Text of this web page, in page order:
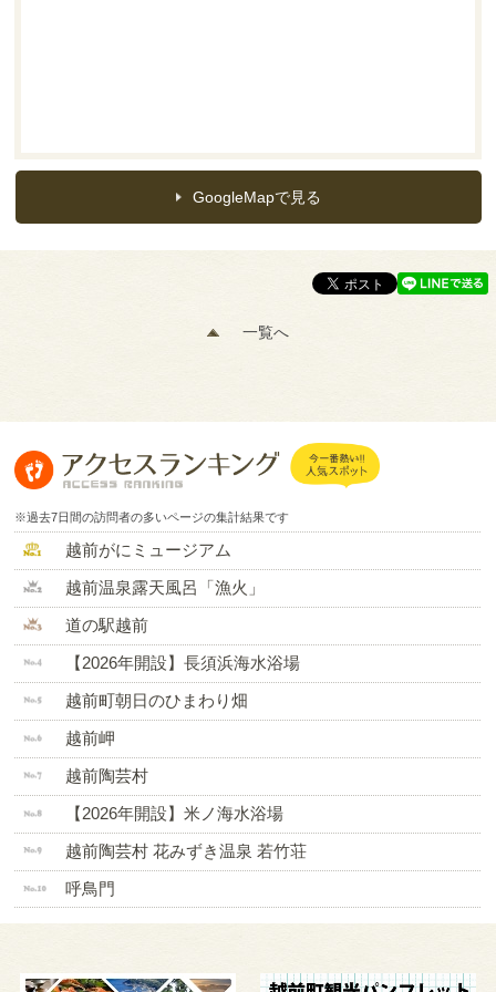
※過去7日間の訪問者の多いページの集計結果です
越前がにミュージアム
越前温泉露天風呂「漁火」
道の駅越前
【2026年開設】長須浜海水浴場
越前町朝日のひまわり畑
越前岬
越前陶芸村
【2026年開設】米ノ海水浴場
越前陶芸村 花みずき温泉 若竹荘
呼鳥門
GoogleMapで見る
一覧へ